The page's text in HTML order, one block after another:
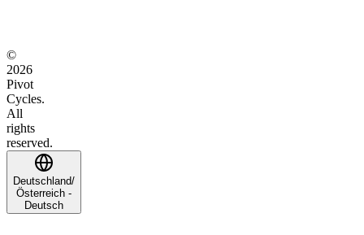
©
2026
Pivot
Cycles.
All
rights
reserved.
Deutschland/
Österreich -
Deutsch